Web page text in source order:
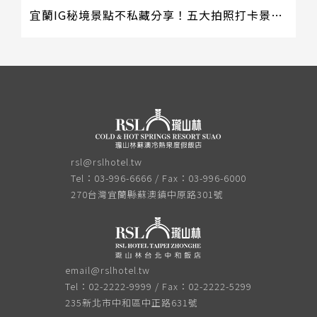
宜蘭IG秘境景點不私藏分享！五大拍照打卡景點等你來蒐集
rsl@rslhotel.tw
Tel：03-996-6666 / Fax：03-996-6000
270台灣宜蘭縣蘇澳鎮中原路301號
email@rslhotel.tw
Tel：02-2222-9999 / Fax：02-2222-5299
235新北市中和區中正路631號